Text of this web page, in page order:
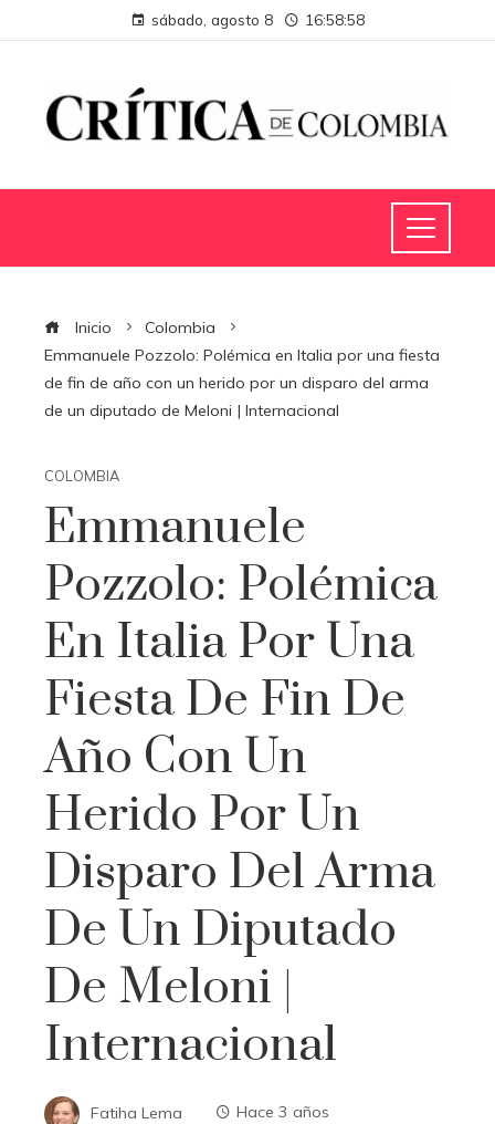
sábado, agosto 8 16:58:59
Inicio
Colombia
Emmanuele Pozzolo: Polémica en Italia por una fiesta
de fin de año con un herido por un disparo del arma
de un diputado de Meloni | Internacional
COLOMBIA
Emmanuele
Pozzolo: Polémica
En Italia Por Una
Fiesta De Fin De
Año Con Un
Herido Por Un
Disparo Del Arma
De Un Diputado
De Meloni |
Internacional
Fatiha Lema Hace 3 años